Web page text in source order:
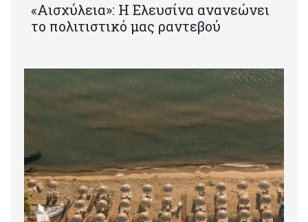
«Αισχύλεια»: Η Ελευσίνα ανανεώνει
το πολιτιστικό μας ραντεβού